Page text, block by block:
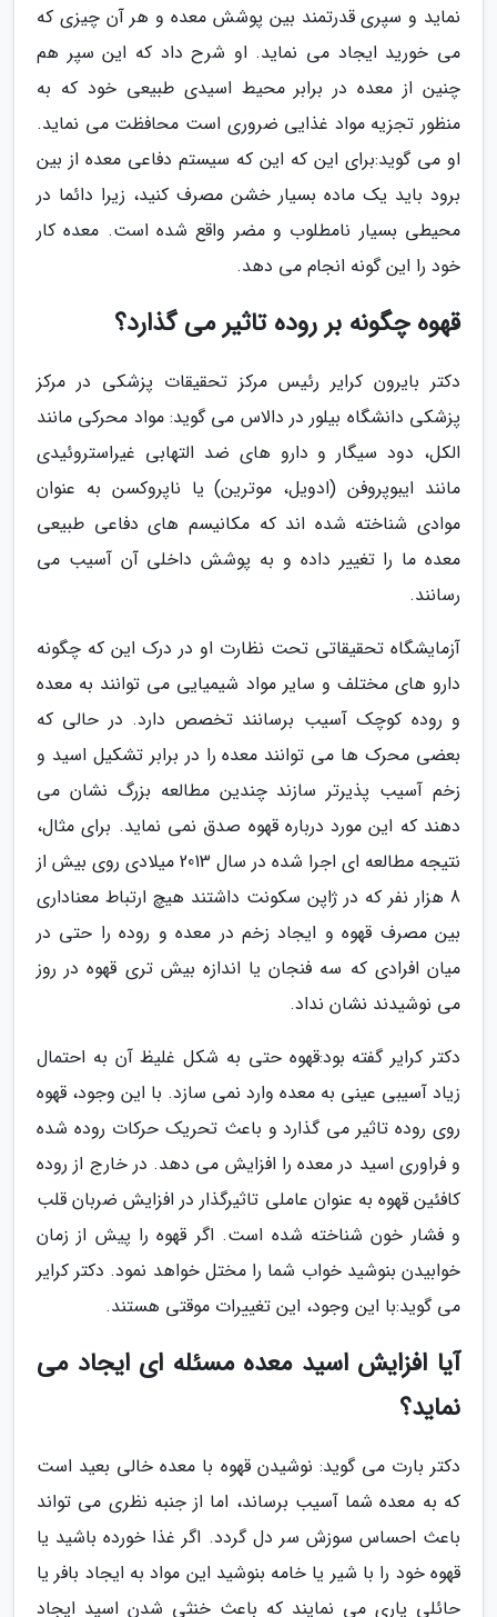
نماید و سپری قدرتمند بین پوشش معده و هر آن چیزی که
می خورید ایجاد می نماید. او شرح داد که این سپر هم
چنین از معده در برابر محیط اسیدی طبیعی خود که به
منظور تجزیه مواد غذایی ضروری است محافظت می نماید.
او می گوید:برای این که این که سیستم دفاعی معده از بین
برود باید یک ماده بسیار خشن مصرف کنید، زیرا دائما در
محیطی بسیار نامطلوب و مضر واقع شده است. معده کار
خود را این گونه انجام می دهد.
قهوه چگونه بر روده تاثیر می گذارد؟
دکتر بایرون کرایر رئیس مرکز تحقیقات پزشکی در مرکز
پزشکی دانشگاه بیلور در دالاس می گوید: مواد محرکی مانند
الکل، دود سیگار و دارو های ضد التهابی غیراستروئیدی
مانند ایبوپروفن (ادویل، موترین) یا ناپروکسن به عنوان
موادی شناخته شده اند که مکانیسم های دفاعی طبیعی
معده ما را تغییر داده و به پوشش داخلی آن آسیب می
رسانند.
آزمایشگاه تحقیقاتی تحت نظارت او در درک این که چگونه
دارو های مختلف و سایر مواد شیمیایی می توانند به معده
و روده کوچک آسیب برسانند تخصص دارد. در حالی که
بعضی محرک ها می توانند معده را در برابر تشکیل اسید و
زخم آسیب پذیرتر سازند چندین مطالعه بزرگ نشان می
دهند که این مورد درباره قهوه صدق نمی نماید. برای مثال،
نتیجه مطالعه ای اجرا شده در سال 2013 میلادی روی بیش از
8 هزار نفر که در ژاپن سکونت داشتند هیچ ارتباط معناداری
بین مصرف قهوه و ایجاد زخم در معده و روده را حتی در
میان افرادی که سه فنجان یا اندازه بیش تری قهوه در روز
می نوشیدند نشان نداد.
دکتر کرایر گفته بود:قهوه حتی به شکل غلیظ آن به احتمال
زیاد آسیبی عینی به معده وارد نمی سازد. با این وجود، قهوه
روی روده تاثیر می گذارد و باعث تحریک حرکات روده شده
و فراوری اسید در معده را افزایش می دهد. در خارج از روده
کافئین قهوه به عنوان عاملی تاثیرگذار در افزایش ضربان قلب
و فشار خون شناخته شده است. اگر قهوه را پیش از زمان
خوابیدن بنوشید خواب شما را مختل خواهد نمود. دکتر کرایر
می گوید:با این وجود، این تغییرات موقتی هستند.
آیا افزایش اسید معده مسئله ای ایجاد می
نماید؟
دکتر بارت می گوید: نوشیدن قهوه با معده خالی بعید است
که به معده شما آسیب برساند، اما از جنبه نظری می تواند
باعث احساس سوزش سر دل گردد. اگر غذا خورده باشید یا
قهوه خود را با شیر یا خامه بنوشید این مواد به ایجاد بافر یا
حائلی یاری می نمایند که باعث خنثی شدن اسید ایجاد